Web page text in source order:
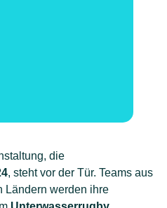
die
, steht vor der Tür. Teams aus
Ländern werden ihre